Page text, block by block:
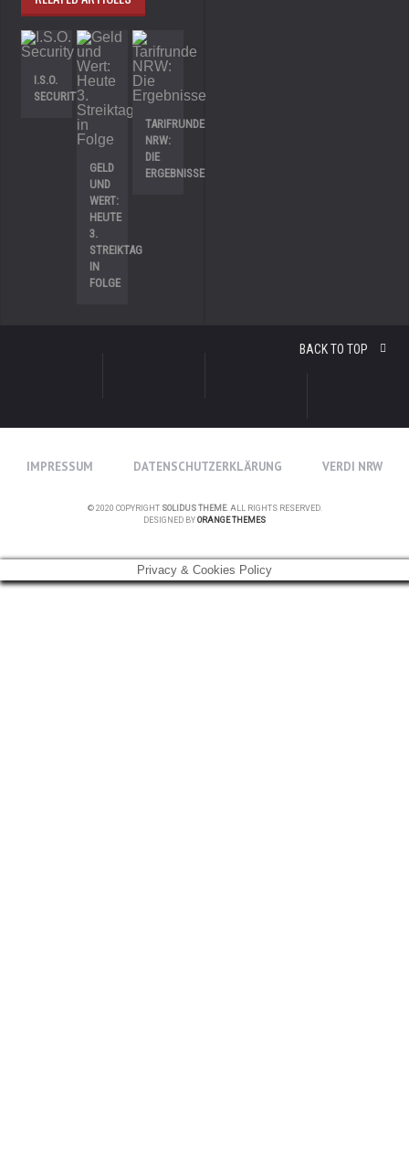
I.S.O.
SECURITY
GELD
UND
WERT:
HEUTE
3.
STREIKTAG
IN
FOLGE
TARIFRUNDE
NRW:
DIE
ERGEBNISSE
BACK TO TOP
IMPRESSUM DATENSCHUTZERKLÄRUNG VERDI NRW
© 2020 COPYRIGHT SOLIDUS THEME. ALL RIGHTS RESERVED.
DESIGNED BY ORANGE THEMES
Privacy & Cookies Policy